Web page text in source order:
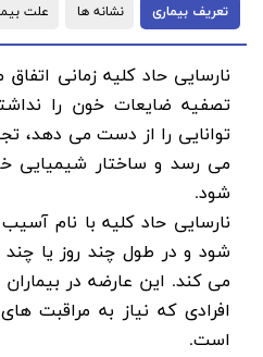
تعریف بیماری نشانه ها علت
نارسایی حاد کلیه زمانی
تصفیه ضایعات خون را
توانایی را از دست می دهد،
می رسد و ساختار شیمیایی
شود.
نارسایی حاد کلیه با نام
شود و در طول چند روز یا
می کند. این عارضه در
افرادی که نیاز به مراقبت
است.